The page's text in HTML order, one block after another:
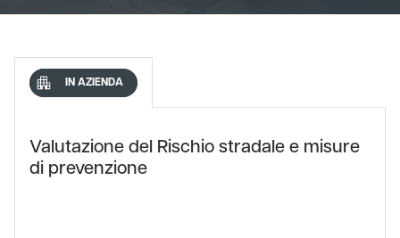
IN AZIENDA
Valutazione del Rischio stradale e misure
di prevenzione